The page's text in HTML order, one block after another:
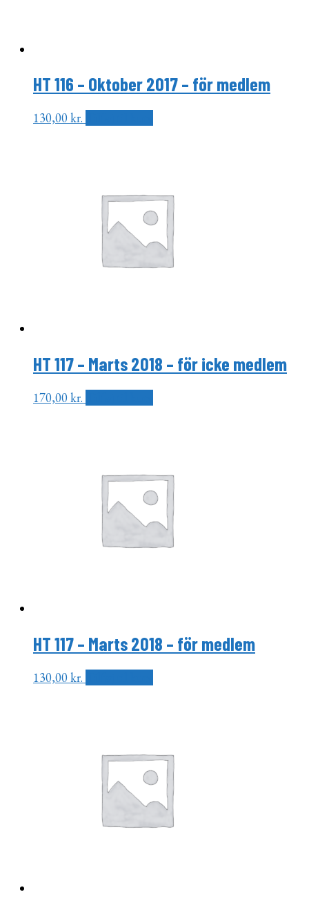
HT 116 – Oktober 2017 – för medlem
130,00kr.
HT 117 – Marts 2018 – för icke medlem
170,00kr.
HT 117 – Marts 2018 – för medlem
130,00kr.